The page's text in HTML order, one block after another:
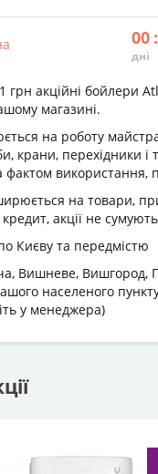
00
дні
:
грн акційні бойлери
магазині.
на роботу
крани, перехідники і
фактом використання,
на товари,
акції не
Києву та передмістю
Вишневе, Вишгород,
населеного
у менеджера)